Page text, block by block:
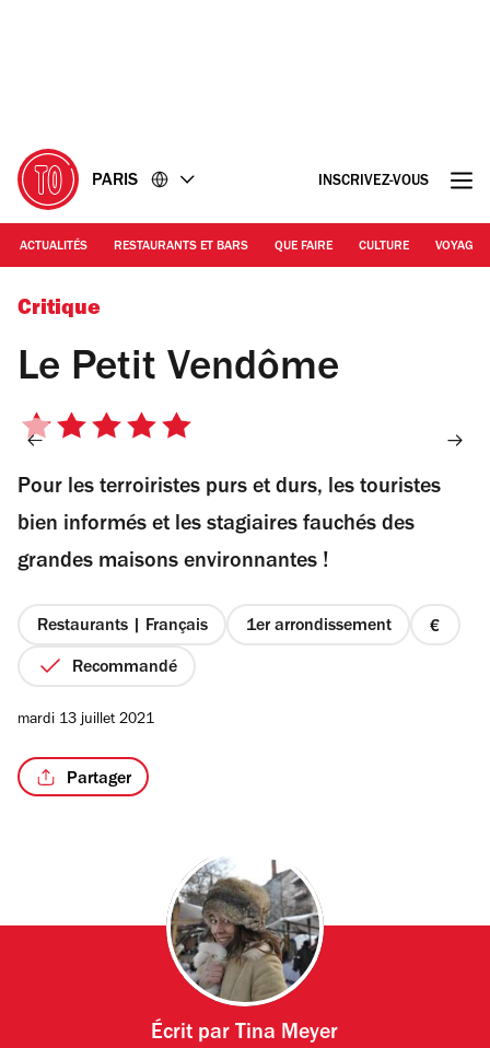
PARIS INSCRIVEZ-VOUS
ACTUALITÉS RESTAURANTS ET BARS QUE FAIRE CULTURE VOYAGE
Le Petit Vendôme
Critique
Le Petit Vendôme
5
5
étoiles
Pour les terroiristes purs et durs, les touristes
bien informés et les stagiaires fauchés des
grandes maisons environnantes !
Restaurants | Français 1er arrondissement
prix
Recommandé
mardi 13 juillet 2021
Partager
Écrit par Tina Meyer